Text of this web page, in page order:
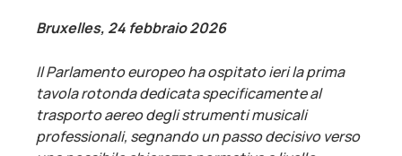
Bruxelles, 24 febbraio 2026
Il Parlamento europeo ha ospitato ieri la prima
tavola rotonda dedicata specificamente al
trasporto aereo degli strumenti musicali
professionali, segnando un passo decisivo verso